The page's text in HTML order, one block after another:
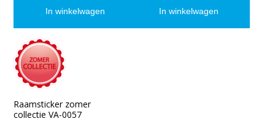
In winkelwagen In winkelwagen
Raamsticker zomer
collectie VA-0057